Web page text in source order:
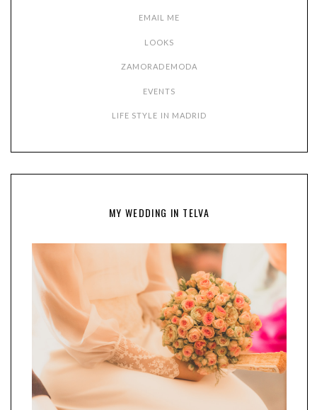
EMAIL ME
LOOKS
ZAMORADEMODA
EVENTS
LIFE STYLE IN MADRID
MY WEDDING IN TELVA